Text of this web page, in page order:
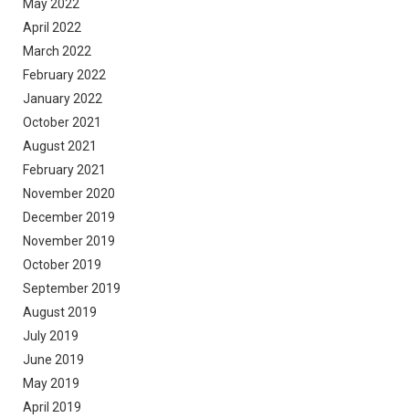
May 2022
April 2022
March 2022
February 2022
January 2022
October 2021
August 2021
February 2021
November 2020
December 2019
November 2019
October 2019
September 2019
August 2019
July 2019
June 2019
May 2019
April 2019